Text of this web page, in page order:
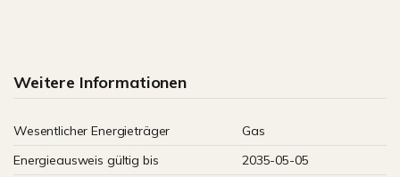
Weitere Informationen
Wesentlicher Energieträger
Gas
Energieausweis gültig bis
2035-05-05